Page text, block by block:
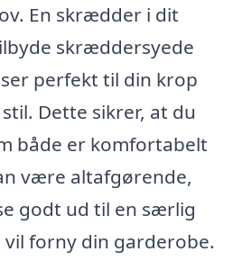
En skrædder i dit
skræddersyede
perfekt til din krop
Dette sikrer, at du
både er komfortabelt
være altafgørende,
godt ud til en særlig
forny din garderobe.